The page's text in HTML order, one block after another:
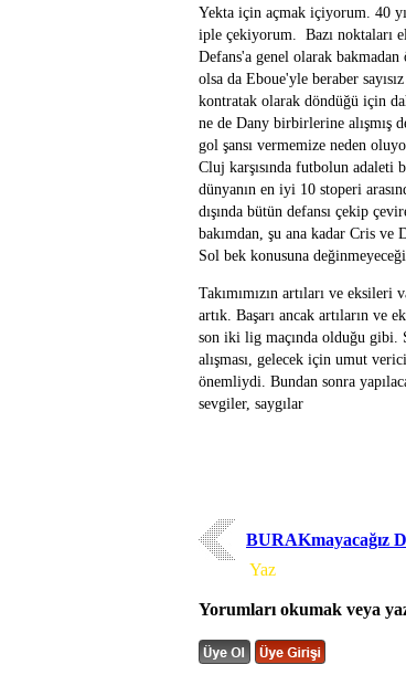
Yekta için açmak içiyorum. 40
iple çekiyorum. Bazı noktaları
Defans'a genel olarak
olsa da Eboue'yle beraber
kontratak olarak döndüğü için
ne de Dany birbirlerine alışmış
gol şansı vermemize neden
Cluj karşısında futbolun adaleti
dünyanın en iyi 10 stoperi
dışında bütün defansı çekip
bakımdan, şu ana kadar Cris
Sol bek konusuna
Takımımızın artıları ve
artık. Başarı ancak artıların ve
son iki lig maçında olduğu gibi.
alışması, gelecek için umut
önemliydi. Bundan sonra
sevgiler, saygılar
BURAKmayacağız
Yaz
Yorumları okumak veya